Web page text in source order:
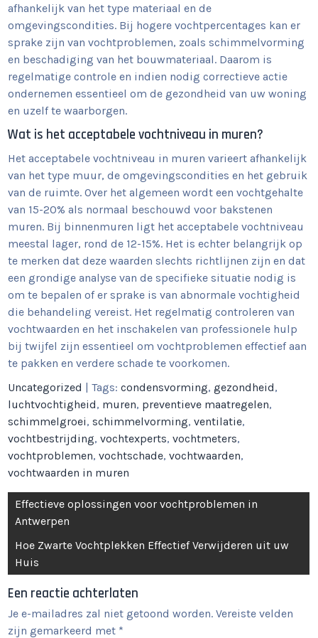
afhankelijk van het type materiaal en de
omgevingscondities. Bij hogere vochtpercentages kan er
sprake zijn van vochtproblemen, zoals schimmelvorming
en beschadiging van het bouwmateriaal. Daarom is
regelmatige controle en indien nodig correctieve actie
ondernemen essentieel om de gezondheid van uw woning
en uzelf te waarborgen.
Wat is het acceptabele vochtniveau in muren?
Het acceptabele vochtniveau in muren varieert afhankelijk
van het type muur, de omgevingscondities en het gebruik
van de ruimte. Over het algemeen wordt een vochtgehalte
van 15-20% als normaal beschouwd voor bakstenen
muren. Bij binnenmuren ligt het acceptabele vochtniveau
meestal lager, rond de 12-15%. Het is echter belangrijk op
te merken dat deze waarden slechts richtlijnen zijn en dat
een grondige analyse van de specifieke situatie nodig is
om te bepalen of er sprake is van abnormale vochtigheid
die behandeling vereist. Het regelmatig controleren van
vochtwaarden en het inschakelen van professionele hulp
bij twijfel zijn essentieel om vochtproblemen effectief aan
te pakken en verdere schade te voorkomen.
Uncategorized | Tags:condensvorming,gezondheid,
luchtvochtigheid, muren, preventieve maatregelen,
schimmelgroei,schimmelvorming,ventilatie,
vochtbestrijding,vochtexperts,vochtmeters,
vochtproblemen,vochtschade,vochtwaarden,
vochtwaarden in muren
Berichtnavigatie
Effectieve oplossingen voor vochtproblemen in
Antwerpen
Hoe Zwarte Vochtplekken Effectief Verwijderen uit uw
Huis
Een reactie achterlaten
Je e-mailadres zal niet getoond worden. Vereiste velden
zijn gemarkeerd met *